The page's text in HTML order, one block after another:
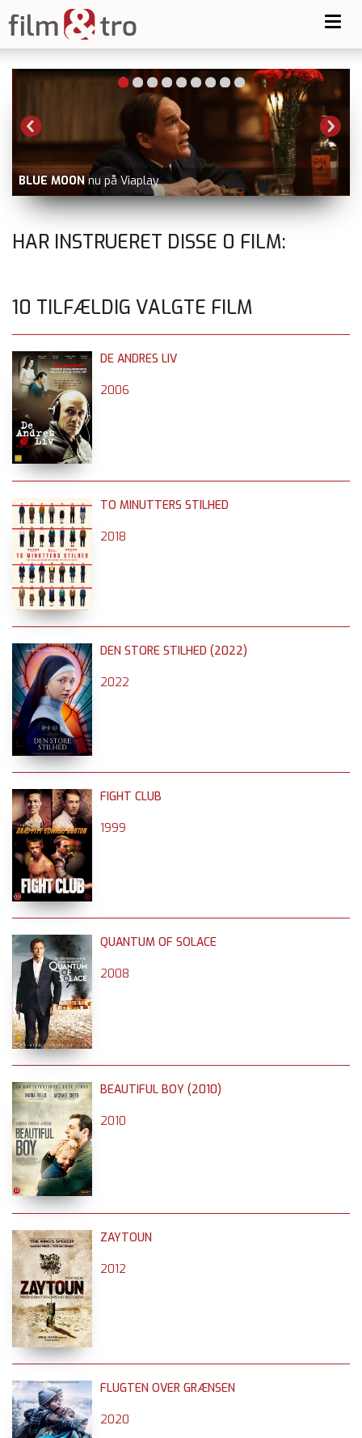
BLUE MOON nu på Viaplay
HAR INSTRUERET DISSE 0 FILM:
10 TILFÆLDIG VALGTE FILM
DE ANDRES LIV
2006
TO MINUTTERS STILHED
2018
DEN STORE STILHED (2022)
2022
FIGHT CLUB
1999
QUANTUM OF SOLACE
2008
BEAUTIFUL BOY (2010)
2010
ZAYTOUN
2012
FLUGTEN OVER GRÆNSEN
2020